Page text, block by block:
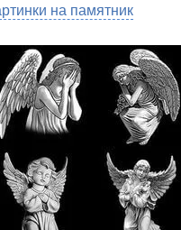
на памятник